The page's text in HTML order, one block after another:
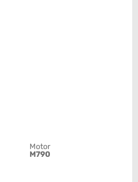
Motor
M790